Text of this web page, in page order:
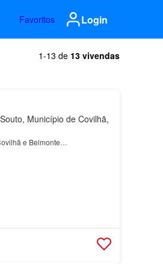
Favoritos Login
1-13 de 13 vivendas
Município de Covilhã,
e Belmonte…